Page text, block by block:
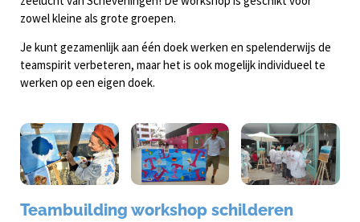
zowel kleine als grote groepen.
Je kunt gezamenlijk aan één doek werken en spelenderwijs de
teamspirit verbeteren, maar het is ook mogelijk individueel te
werken op een eigen doek.
Teambuilding workshop schilderen